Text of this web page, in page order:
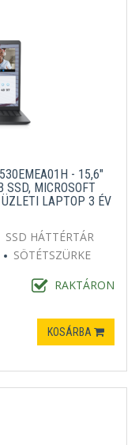
- 15,6"
SSD, MICROSOFT
LAPTOP 3 ÉV
SSD HÁTTÉRTÁR
SÖTÉTSZÜRKE
RAKTÁRON
KOSÁRBA